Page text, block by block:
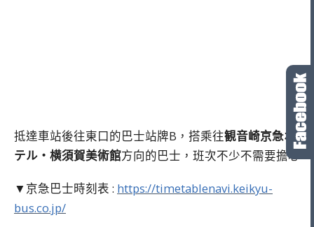
抵達車站後往東口的巴士站牌B，搭乘往観音崎京急ホ
テル・横須賀美術館方向的巴士，班次不少不需要擔心
▼京急巴士時刻表 : https://timetablenavi.keikyu-
bus.co.jp/